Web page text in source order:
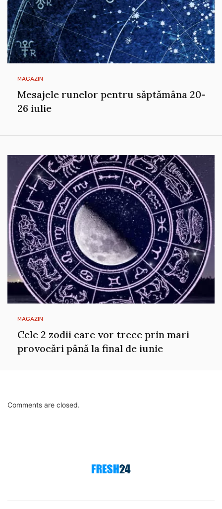
MAGAZIN
Mesajele runelor pentru săptămâna 20-
26 iulie
MAGAZIN
Cele 2 zodii care vor trece prin mari
provocări până la final de iunie
Comments are closed.